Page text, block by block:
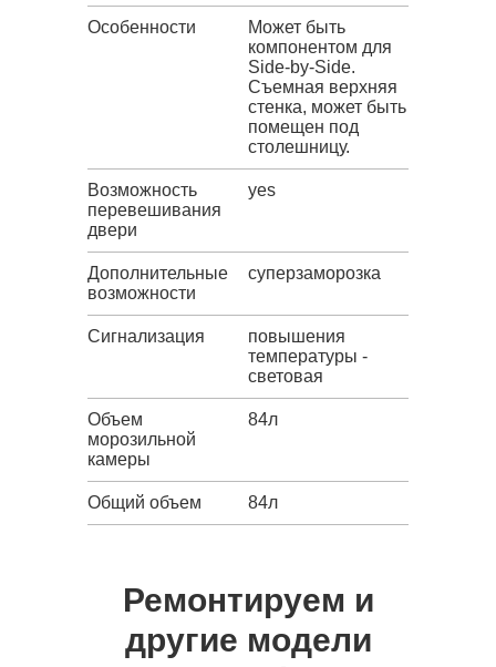
Особенности
Может быть
компонентом для
Side-by-Side.
Съемная верхняя
стенка, может быть
помещен под
столешницу.
Возможность
перевешивания
двери
yes
Дополнительные
возможности
суперзаморозка
Сигнализация
повышения
температуры -
световая
Объем
морозильной
камеры
84л
Общий объем 84л
Ремонтируем и
другие модели